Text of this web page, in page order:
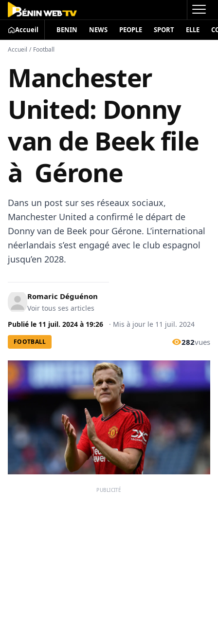
Accueil BENIN NEWS PEOPLE SPORT ELLE
Accueil / Football
Manchester
United: Donny
van de Beek file
à Gérone
Dans un post sur ses réseaux sociaux,
Manchester United a confirmé le départ de
Donny van de Beek pour Gérone. L’international
néerlandais s’est engagé avec le club espagnol
jusqu’en 2028.
Romaric Déguénon
Voir tous ses articles
Publié le 11 juil. 2024 à 19:26 · Mis à jour le 11 juil. 2024
FOOTBALL 282vues
PUBLICITÉ